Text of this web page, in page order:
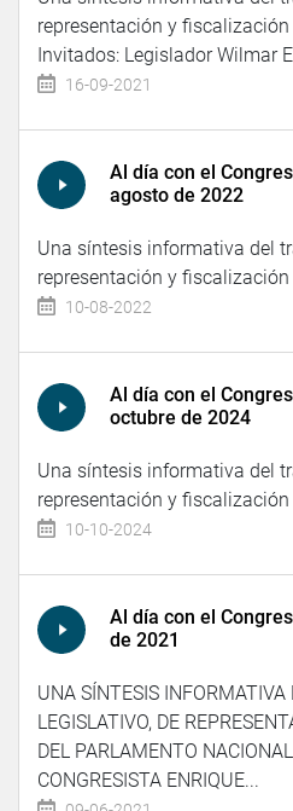
representación y
Invitados: Legislador Wilmar
16-09-2021
Al día con el
agosto de 2022
Una síntesis informativa del
representación y
10-08-2022
Al día con el
octubre de 2024
Una síntesis informativa del
representación y
10-10-2024
Al día con el
de 2021
UNA SÍNTESIS INFORMATIVA
LEGISLATIVO, DE
DEL PARLAMENTO
CONGRESISTA ENRIQUE...